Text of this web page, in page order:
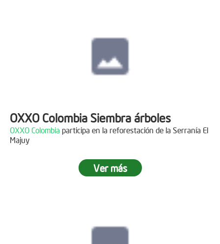
OXXO Colombia Siembra árboles
OXXO Colombia participa en la reforestación de la Serranía El
Majuy
Ver más